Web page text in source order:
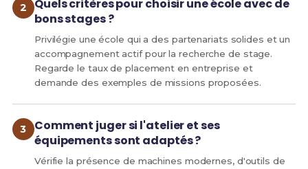
Quels critères pour choisir une école avec de
bons stages ?
Privilégie une école qui a des partenariats solides et un
accompagnement actif pour la recherche de stage.
Regarde le taux de placement en entreprise et
demande des exemples de missions proposées.
Comment juger si l'atelier et ses
équipements sont adaptés ?
Vérifie la présence de machines modernes, d'outils de